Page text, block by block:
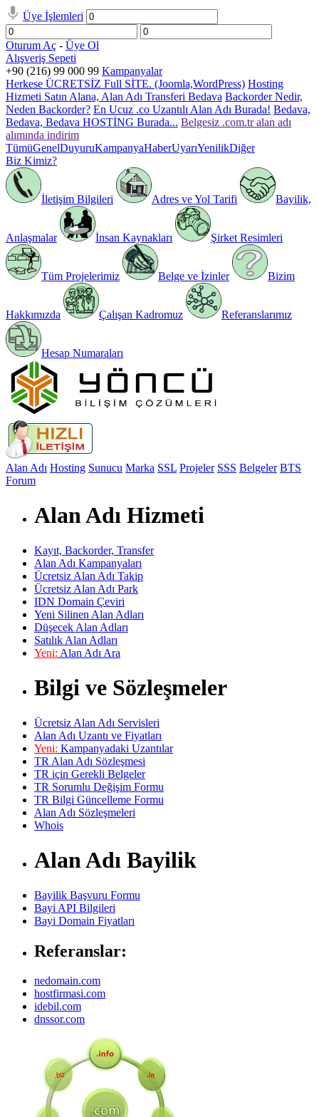
Üye İşlemleri
Oturum Aç - Üye Ol
Alışveriş Sepeti
+90 (216) 99 000 99 Kampanyalar
Herkese ÜCRETSİZ Full SİTE. (Joomla,WordPress) Hosting
Hizmeti Satın Alana, Alan Adı Transferi Bedava Backorder Nedir,
Neden Backorder? En Ucuz .co Uzantılı Alan Adı Burada! Bedava,
Bedava, Bedava HOSTİNG Burada... Belgesiz .com.tr alan adı
alımında indirim
TümüGenelDuyuruKampanyaHaberUyarıYenilikDiğer
Biz Kimiz?
İletişim Bilgileri Adres ve Yol Tarifi Bayilik,
Anlaşmalar İnsan Kaynakları Şirket Resimleri
Tüm Projelerimiz Belge ve İzinler Bizim
Hakkımızda Çalışan Kadromuz Referanslarımız
Hesap Numaraları
Alan Adı Hosting Sunucu Marka SSL Projeler SSS Belgeler BTS
Forum
Alan Adı Hizmeti
Kayıt, Backorder, Transfer
Alan Adı Kampanyaları
Ücretsiz Alan Adı Takip
Ücretsiz Alan Adı Park
IDN Domain Çeviri
Yeni Silinen Alan Adları
Düşecek Alan Adları
Satılık Alan Adları
Yeni: Alan Adı Ara
Bilgi ve Sözleşmeler
Ücretsiz Alan Adı Servisleri
Alan Adı Uzantı ve Fiyatları
Yeni: Kampanyadaki Uzantılar
TR Alan Adı Sözleşmesi
TR için Gerekli Belgeler
TR Sorumlu Değişim Formu
TR Bilgi Güncelleme Formu
Alan Adı Sözleşmeleri
Whois
Alan Adı Bayilik
Bayilik Başvuru Formu
Bayi API Bilgileri
Bayi Domain Fiyatları
Referanslar:
nedomain.com
hostfirmasi.com
idebil.com
dnssor.com